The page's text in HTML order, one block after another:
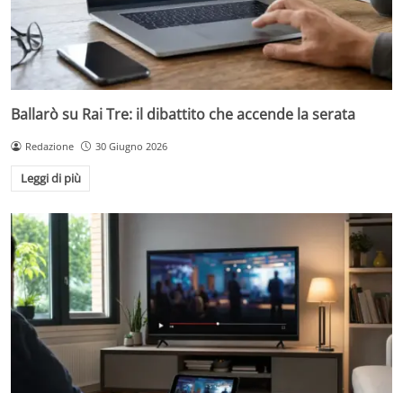
Ballarò su Rai Tre: il dibattito che accende la serata
Redazione 30 Giugno 2026
Leggi di più